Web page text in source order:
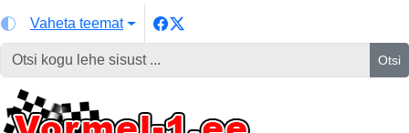
Vaheta teemat
Otsi